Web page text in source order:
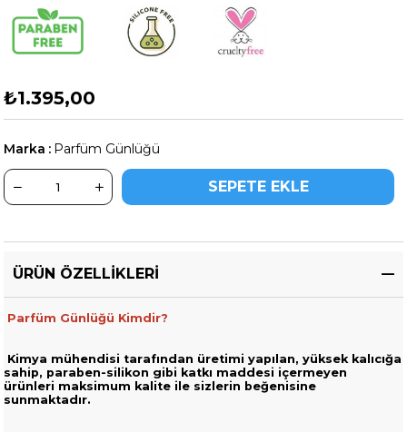
₺1.395,00
Marka : Parfüm Günlüğü
ÜRÜN ÖZELLIKLERI
Parfüm Günlüğü Kimdir?
Kimya mühendisi tarafından üretimi yapılan, yüksek kalıcığa
sahip, paraben-silikon gibi katkı maddesi içermeyen
ürünleri maksimum kalite ile sizlerin beğenisine
sunmaktadır.